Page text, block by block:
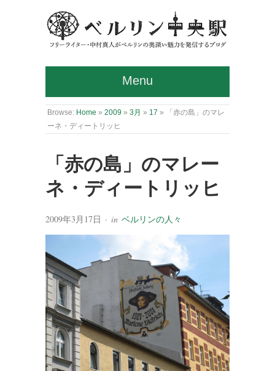
Menu
Browse: Home » 2009 » 3月 » 17 »
「赤の島」のマレ
ーネ・ディートリッヒ
「赤の島」のマレー
ネ・ディートリッヒ
2009年3月17日 · in ベルリンの人々